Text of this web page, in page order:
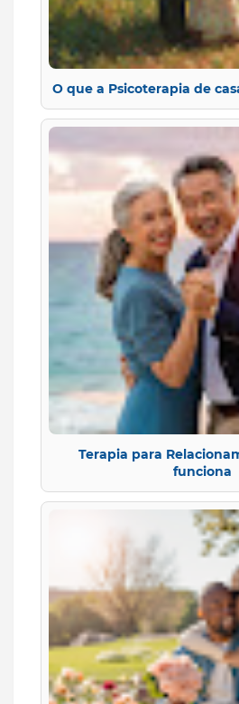
O que a Psicoterapia de
Terapia para
funciona